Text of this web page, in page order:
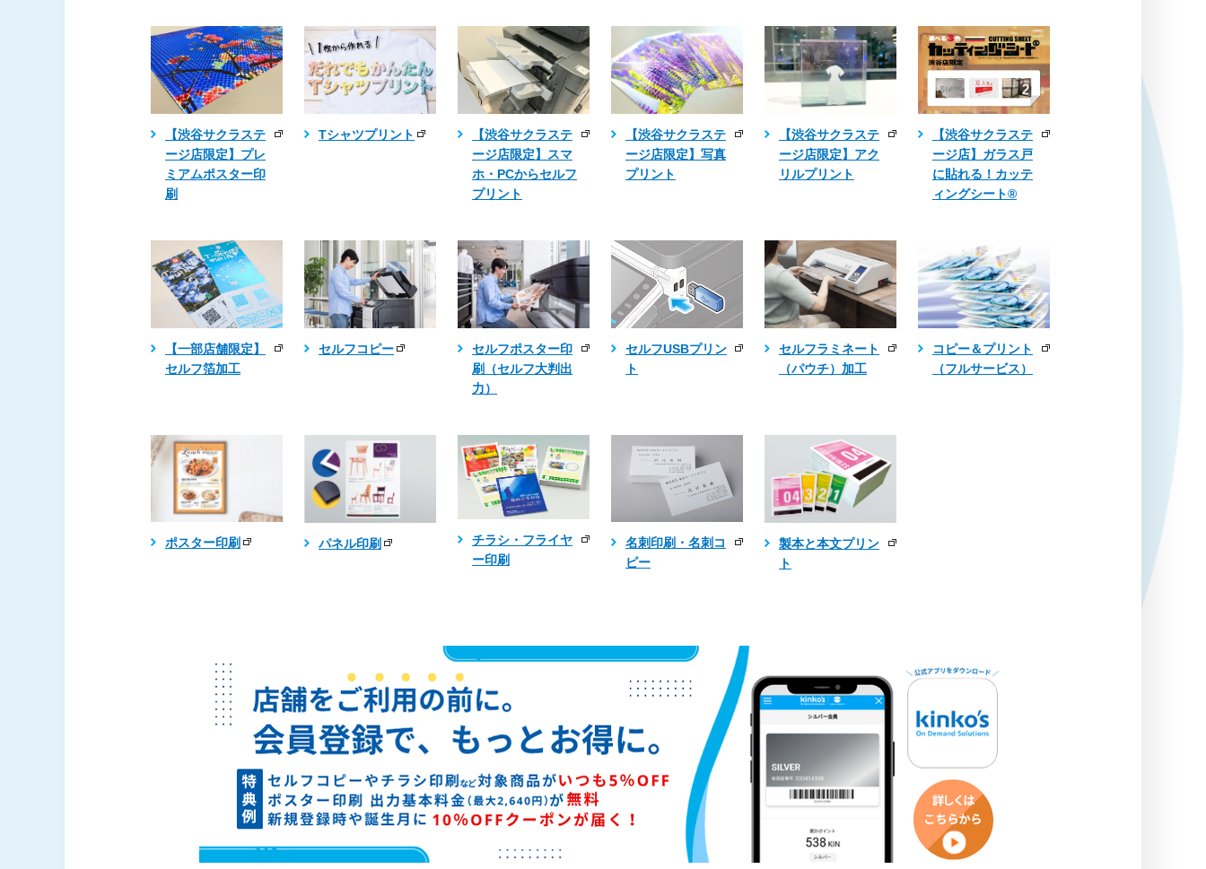
【渋谷サクラステ
ージ店限定】プレ
ミアムポスター印
刷
Tシャツプリント
【渋谷サクラステ
ージ店限定】スマ
ホ・PCからセルフ
プリント
【渋谷サクラステ
ージ店限定】写真
プリント
【渋谷サクラステ
ージ店限定】アク
リルプリント
【渋谷サクラステ
ージ店】ガラス戸
に貼れる！カッテ
ィングシート®
【一部店舗限定】
セルフ箔加工
セルフコピー
セルフポスター印
刷（セルフ大判出
力）
セルフUSBプリン
ト
セルフラミネート
（パウチ）加工
コピー＆プリント
（フルサービス）
ポスター印刷 パネル印刷
チラシ・フライヤ
ー印刷
名刺印刷・名刺コ
ピー
製本と本文プリン
ト